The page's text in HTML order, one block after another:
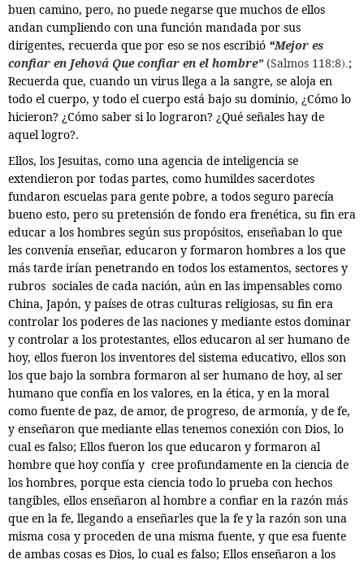
buen camino, pero, no puede negarse que muchos de ellos
andan cumpliendo con una función mandada por sus
dirigentes, recuerda que por eso se nos escribió “Mejor es
confiar en Jehová Que confiar en el hombre”(Salmos 118:8).;
Recuerda que, cuando un virus llega a la sangre, se aloja en
todo el cuerpo, y todo el cuerpo está bajo su dominio, ¿Cómo lo
hicieron? ¿Cómo saber si lo lograron? ¿Qué señales hay de
aquel logro?.
Ellos, los Jesuitas, como una agencia de inteligencia se
extendieron por todas partes, como humildes sacerdotes
fundaron escuelas para gente pobre, a todos seguro parecía
bueno esto, pero su pretensión de fondo era frenética, su fin era
educar a los hombres según sus propósitos, enseñaban lo que
les convenía enseñar, educaron y formaron hombres a los que
más tarde irían penetrando en todos los estamentos, sectores y
rubros sociales de cada nación, aún en las impensables como
China, Japón, y países de otras culturas religiosas, su fin era
controlar los poderes de las naciones y mediante estos dominar
y controlar a los protestantes, ellos educaron al ser humano de
hoy, ellos fueron los inventores del sistema educativo, ellos son
los que bajo la sombra formaron al ser humano de hoy, al ser
humano que confía en los valores, en la ética, y en la moral
como fuente de paz, de amor, de progreso, de armonía, y de fe,
y enseñaron que mediante ellas tenemos conexión con Dios, lo
cual es falso; Ellos fueron los que educaron y formaron al
hombre que hoy confía y cree profundamente en la ciencia de
los hombres, porque esta ciencia todo lo prueba con hechos
tangibles, ellos enseñaron al hombre a confiar en la razón más
que en la fe, llegando a enseñarles que la fe y la razón son una
misma cosa y proceden de una misma fuente, y que esa fuente
de ambas cosas es Dios, lo cual es falso; Ellos enseñaron a los